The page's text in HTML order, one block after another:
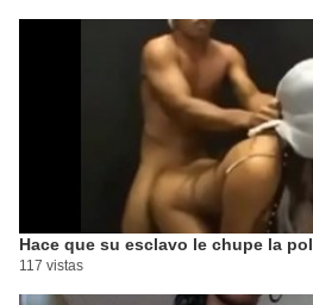
Hace que su esclavo le chupe la
117 vistas